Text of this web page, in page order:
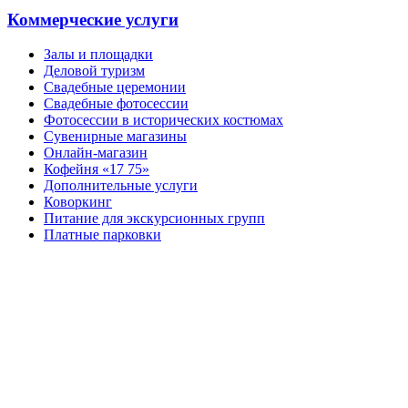
Коммерческие услуги
Залы и площадки
Деловой туризм
Свадебные церемонии
Свадебные фотосессии
Фотосессии в исторических костюмах
Сувенирные магазины
Онлайн-магазин
Кофейня «17 75»
Дополнительные услуги
Коворкинг
Питание для экскурсионных групп
Платные парковки